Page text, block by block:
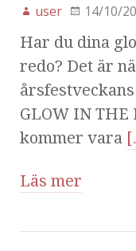
user 14/10/
Har du dina
redo? Det är
GLOW IN
kommer vara
Läs mer